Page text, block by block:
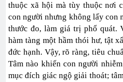
thuộc xã hội mà tùy thuộc nơi
con người nhưng không lấy con
thước đo, làm giá trị phổ quát.
hàm tàng một hầm thói hư, tật
đức hạnh. Vậy, rõ ràng, tiêu
Tâm nào khiến con người
mục đích giác ngộ giải thoát;